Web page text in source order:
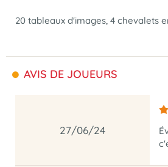
20 tableaux d'images, 4 chevalets
AVIS DE JOUEURS
27/06/24